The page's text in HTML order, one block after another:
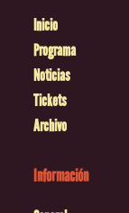
Inicio
Programa
Noticias
Tickets
Archivo
Información